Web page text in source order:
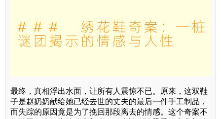
最终，真相浮出水面，让所有人震惊不已。原来，这双鞋
子是赵奶奶献给她已经去世的丈夫的最后一件手工制品，
而失踪的原因竟是为了挽回那段离去的情感。这个奇案不